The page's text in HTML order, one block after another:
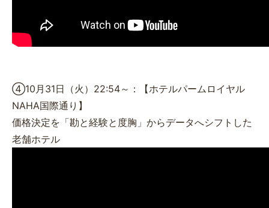
④10月31日（火）22:54～：【ホテルパームロイヤル
NAHA国際通り】
価格決定を「勘と経験と度胸」からデータへシフトした
老舗ホテル